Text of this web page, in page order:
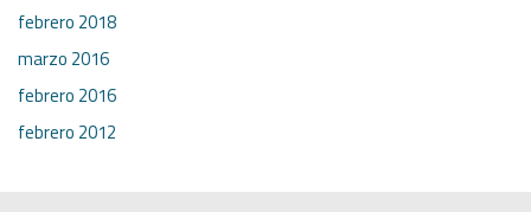
febrero 2018
marzo 2016
febrero 2016
febrero 2012